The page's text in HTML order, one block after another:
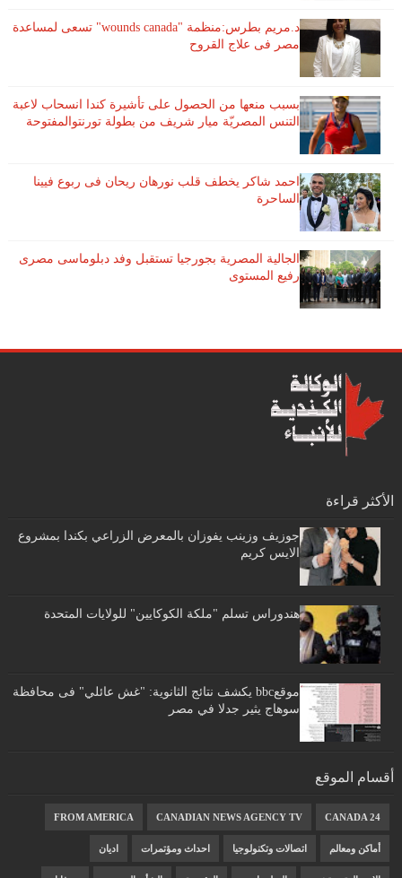
د.مريم بطرس:منظمة "wounds canada" تسعى لمساعدة
مصر فى علاج القروح
بسبب منعها من الحصول على تأشيرة كندا انسحاب لاعبة ​
التنس​ المصريّة ​ميار شريف​ من بطولة ​تورنتو​المفتوحة
احمد شاكر يخطف قلب نورهان ريحان فى ربوع فيينا
الساحرة
الجالية المصرية بجورجيا تستقبل وفد دبلوماسى مصرى
رفيع المستوى
الأكثر قراءة
جوزيف وزينب يفوزان بالمعرض الزراعي بكندا بمشروع
الايس كريم
هندوراس تسلم "ملكة الكوكايين" للولايات المتحدة
موقعbbc يكشف نتائج الثانوية: "غش عائلي" فى محافظة
سوهاج يثير جدلا في مصر
أقسام الموقع
CANADA 24
CANADIAN NEWS AGENCY TV
FROM AMERICA
أماكن ومعالم اتصالات وتكنولوجيا احداث ومؤتمرات اديان